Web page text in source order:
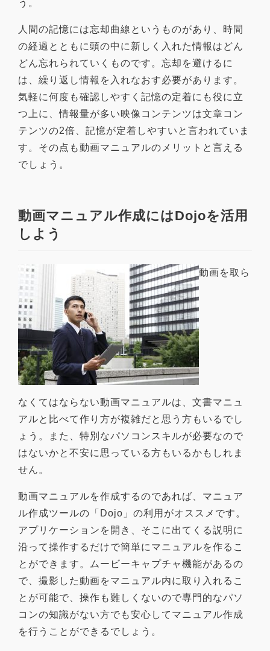
う。
人間の記憶には忘却曲線というものがあり、時間
の経過とともに頭の中に新しく入れた情報はどん
どん忘れられていくものです。忘却を避けるに
は、繰り返し情報を入れなおす必要があります。
気軽に何度も確認しやすく記憶の定着にも役に立
つ上に、情報量が多い映像コンテンツは文章コン
テンツの2倍、記憶が定着しやすいと言われていま
す。その点も動画マニュアルのメリットと言える
でしょう。
動画マニュアル作成にはDojoを活用
しよう
動画を取ら
なくてはならない動画マニュアルは、文書マニュ
アルと比べて作り方が複雑だと思う方もいるでし
ょう。また、特別なパソコンスキルが必要なので
はないかと不安に思っている方もいるかもしれま
せん。
動画マニュアルを作成するのであれば、マニュア
ル作成ツールの「Dojo」の利用がオススメです。
アプリケーションを開き、そこに出てくる説明に
沿って操作するだけで簡単にマニュアルを作るこ
とができます。ムービーキャプチャ機能があるの
で、撮影した動画をマニュアル内に取り入れるこ
とが可能で、操作も難しくないので専門的なパソ
コンの知識がない方でも安心してマニュアル作成
を行うことができるでしょう。